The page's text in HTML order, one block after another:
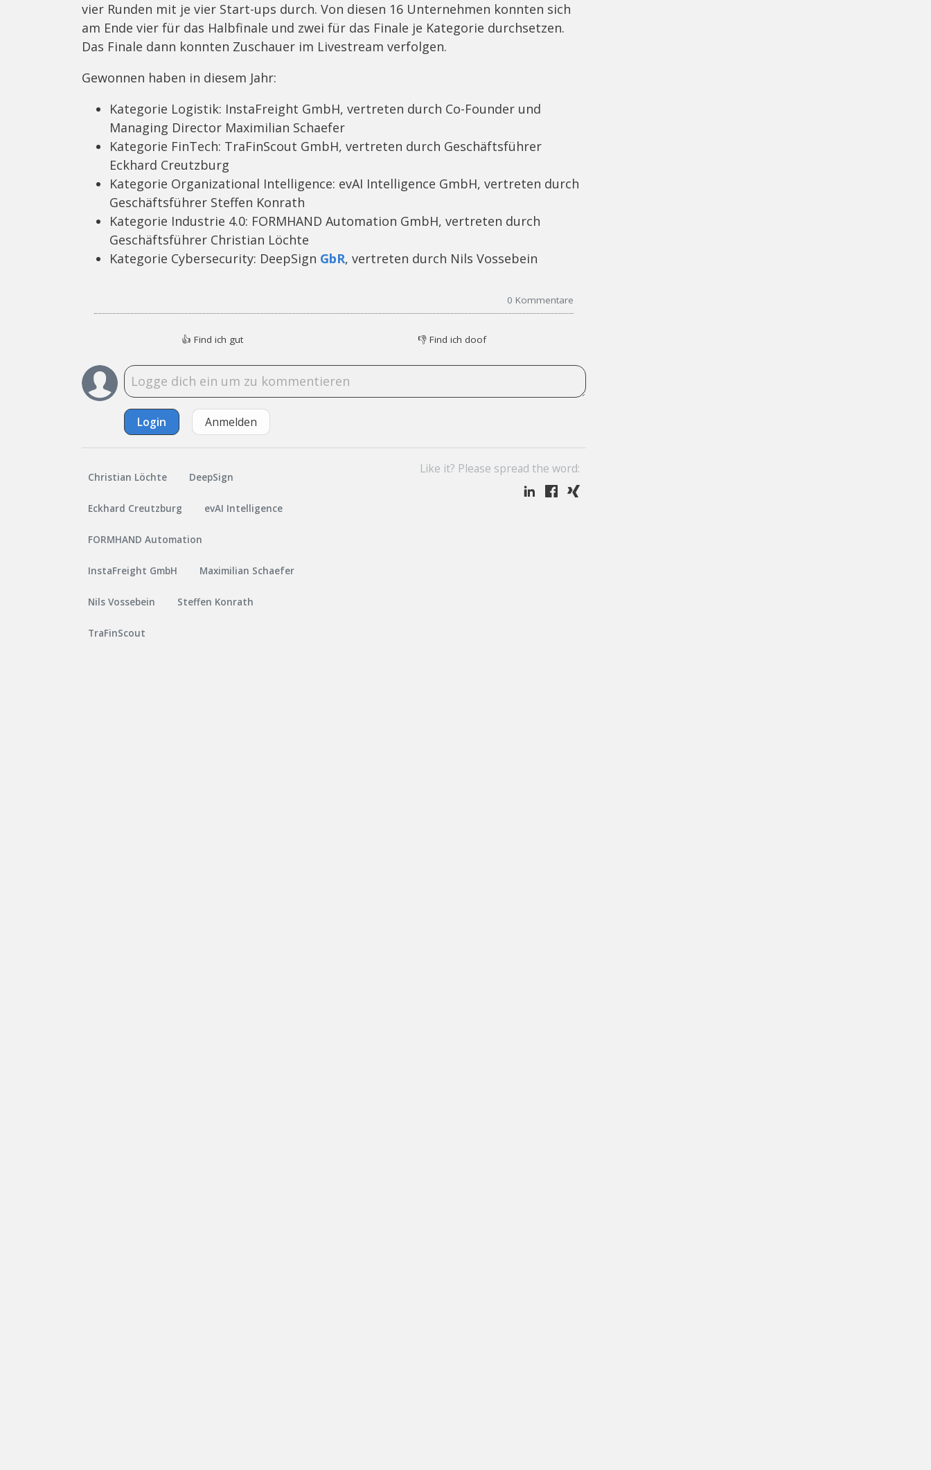
vier Runden mit je vier Start-ups durch. Von diesen 16 Unternehmen konnten sich
am Ende vier für das Halbfinale und zwei für das Finale je Kategorie durchsetzen.
Das Finale dann konnten Zuschauer im Livestream verfolgen.
Gewonnen haben in diesem Jahr:
Kategorie Logistik: InstaFreight GmbH, vertreten durch Co-Founder und
Managing Director Maximilian Schaefer
Kategorie FinTech: TraFinScout GmbH, vertreten durch Geschäftsführer
Eckhard Creutzburg
Kategorie Organizational Intelligence: evAI Intelligence GmbH, vertreten durch
Geschäftsführer Steffen Konrath
Kategorie Industrie 4.0: FORMHAND Automation GmbH, vertreten durch
Geschäftsführer Christian Löchte
Kategorie Cybersecurity: DeepSign GbR, vertreten durch Nils Vossebein
0 Kommentare
👍 Find ich gut 👎 Find ich doof
Login Anmelden
Christian Löchte DeepSign
Eckhard Creutzburg evAI Intelligence
FORMHAND Automation
InstaFreight GmbH Maximilian Schaefer
Nils Vossebein Steffen Konrath
TraFinScout
Like it? Please spread the word: